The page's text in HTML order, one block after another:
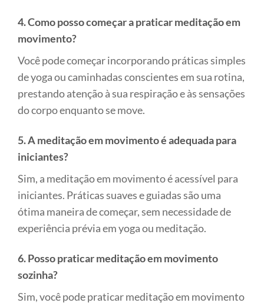
4. Como posso começar a praticar meditação em
movimento?
Você pode começar incorporando práticas simples
de yoga ou caminhadas conscientes em sua rotina,
prestando atenção à sua respiração e às sensações
do corpo enquanto se move.
5. A meditação em movimento é adequada para
iniciantes?
Sim, a meditação em movimento é acessível para
iniciantes. Práticas suaves e guiadas são uma
ótima maneira de começar, sem necessidade de
experiência prévia em yoga ou meditação.
6. Posso praticar meditação em movimento
sozinha?
Sim, você pode praticar meditação em movimento